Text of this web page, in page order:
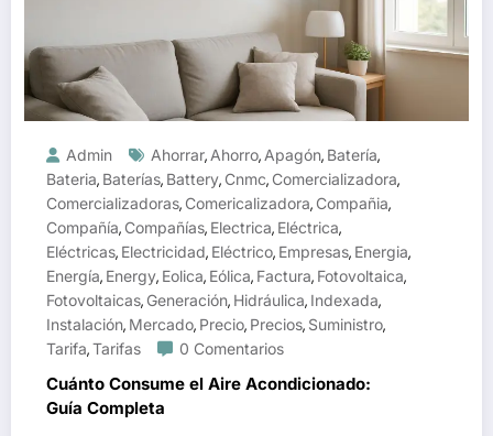
Admin Ahorrar, Ahorro, Apagón, Batería,
Bateria, Baterías, Battery, Cnmc, Comercializadora,
Comercializadoras, Comericalizadora, Compañia,
Compañía, Compañías, Electrica, Eléctrica,
Eléctricas, Electricidad, Eléctrico, Empresas, Energia,
Energía, Energy, Eolica, Eólica, Factura, Fotovoltaica,
Fotovoltaicas, Generación, Hidráulica, Indexada,
Instalación, Mercado, Precio, Precios, Suministro,
Tarifa,Tarifas 0 Comentarios
Cuánto Consume el Aire Acondicionado:
Guía Completa